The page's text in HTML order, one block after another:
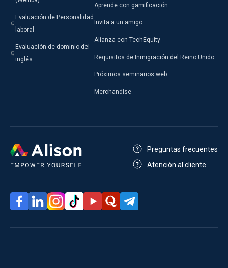
Evaluación de Personalidad
laboral
Evaluación de dominio del
inglés
Aprende con gamificación
Invita a un amigo
Alianza con TechEquity
Requisitos de Inmigración del Reino Unido
Próximos seminarios web
Merchandise
Preguntas frecuentes
Atención al cliente